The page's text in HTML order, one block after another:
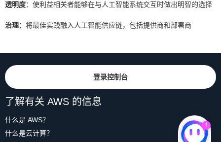
透明度：使利益相关者能够在与人工智能系统交互时做出明智的选择
治理：将最佳实践融入人工智能供应链，包括提供商和部署商
登录控制台
了解有关 AWS 的信息
什么是 AWS？
什么是云计算？
1